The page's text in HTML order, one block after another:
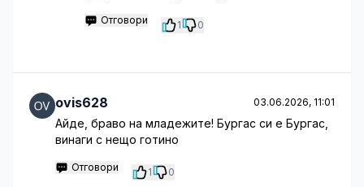
Отговори 1 0
ovis628 03.06.2026, 11:01
Айде, браво на младежите! Бургас си е Бургас,
винаги с нещо готино
Отговори 1 0